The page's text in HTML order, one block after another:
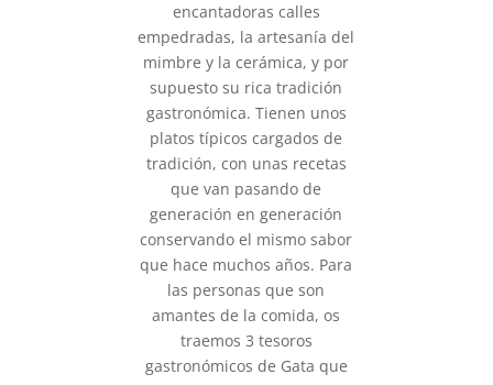
encantadoras calles
empedradas, la artesanía del
mimbre y la cerámica, y por
supuesto su rica tradición
gastronómica. Tienen unos
platos típicos cargados de
tradición, con unas recetas
que van pasando de
generación en generación
conservando el mismo sabor
que hace muchos años. Para
las personas que son
amantes de la comida, os
traemos 3 tesoros
gastronómicos de Gata que